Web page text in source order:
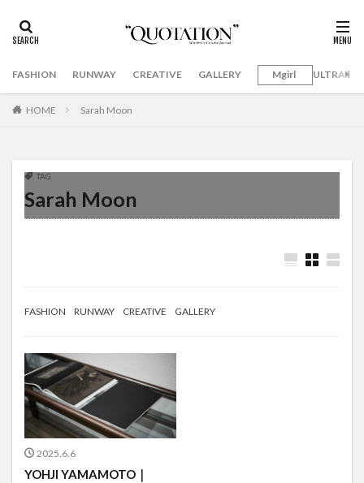
FASHION RUNWAY CREATIVE GALLERY Mgirl
HOME Sarah Moon
TAG
Sarah Moon
FASHION RUNWAY CREATIVE GALLERY
2025.6.6
YOHJI YAMAMOTO｜